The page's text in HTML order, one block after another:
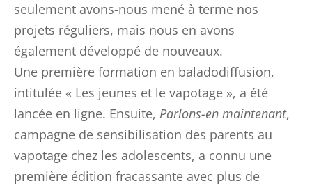
seulement avons-nous mené à terme nos
projets réguliers, mais nous en avons
également développé de nouveaux.
Une première formation en baladodiffusion,
intitulée « Les jeunes et le vapotage », a été
lancée en ligne. Ensuite, Parlons-en maintenant,
campagne de sensibilisation des parents au
vapotage chez les adolescents, a connu une
première édition fracassante avec plus de